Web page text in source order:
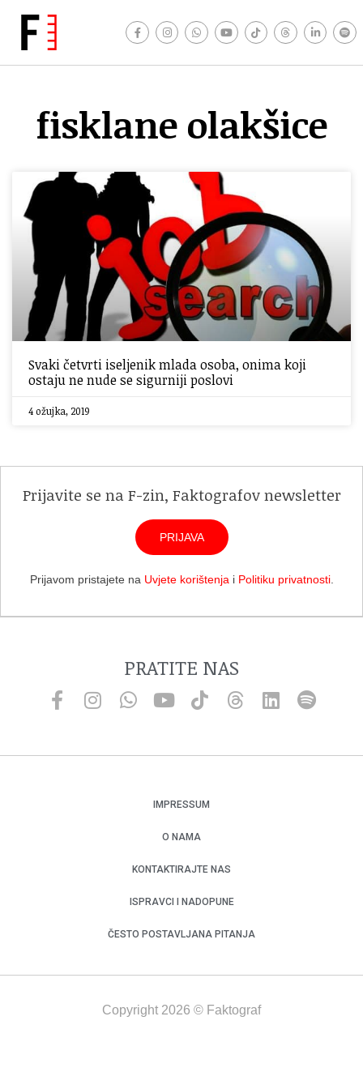
fisklane olakšice
Svaki četvrti iseljenik mlada osoba, onima koji
ostaju ne nude se sigurniji poslovi
4 ožujka, 2019
Prijavite se na F-zin, Faktografov newsletter
PRIJAVA
Prijavom pristajete na Uvjete korištenja i Politiku privatnosti.
PRATITE NAS
IMPRESSUM
O NAMA
KONTAKTIRAJTE NAS
ISPRAVCI I NADOPUNE
ČESTO POSTAVLJANA PITANJA
Copyright 2026 © Faktograf